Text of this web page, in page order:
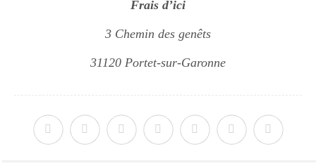
Frais d’ici
3 Chemin des genêts
31120 Portet-sur-Garonne